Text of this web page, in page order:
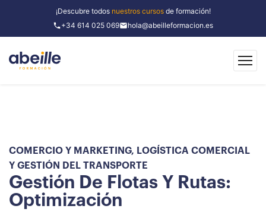
¡Descubre todos nuestros cursosde formación!
+34 614 025 069
hola@abeilleformacion.es
COMERCIO Y MARKETING, LOGÍSTICA COMERCIAL
Y GESTIÓN DEL TRANSPORTE
Gestión De Flotas Y Rutas:
Optimización